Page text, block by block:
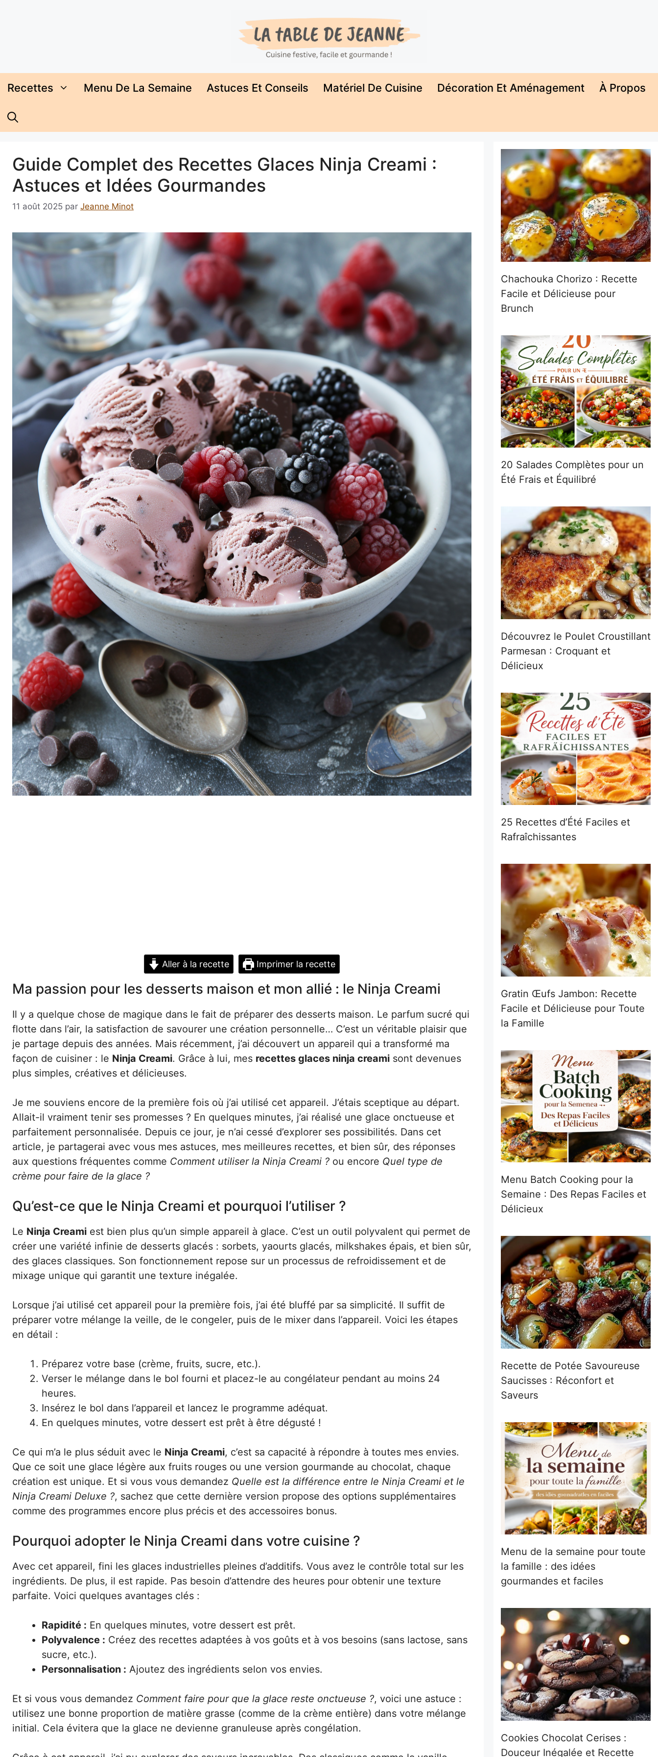
Recettes Menu De La Semaine Astuces Et Conseils Matériel De Cuisine Décoration Et Aménagement À Propos
Guide Complet des Recettes Glaces Ninja Creami :
Astuces et Idées Gourmandes
11 août 2025 par Jeanne Minot
Aller à la recette Imprimer la recette
Ma passion pour les desserts maison et mon allié : le Ninja Creami
Il y a quelque chose de magique dans le fait de préparer des desserts maison. Le parfum sucré qui
flotte dans l’air, la satisfaction de savourer une création personnelle… C’est un véritable plaisir que
je partage depuis des années. Mais récemment, j’ai découvert un appareil qui a transformé ma
façon de cuisiner : le Ninja Creami. Grâce à lui, mes recettes glaces ninja creami sont devenues
plus simples, créatives et délicieuses.
Je me souviens encore de la première fois où j’ai utilisé cet appareil. J’étais sceptique au départ.
Allait-il vraiment tenir ses promesses ? En quelques minutes, j’ai réalisé une glace onctueuse et
parfaitement personnalisée. Depuis ce jour, je n’ai cessé d’explorer ses possibilités. Dans cet
article, je partagerai avec vous mes astuces, mes meilleures recettes, et bien sûr, des réponses
aux questions fréquentes comme Comment utiliser la Ninja Creami ? ou encore Quel type de
crème pour faire de la glace ?
Qu’est-ce que le Ninja Creami et pourquoi l’utiliser ?
Le Ninja Creami est bien plus qu’un simple appareil à glace. C’est un outil polyvalent qui permet de
créer une variété infinie de desserts glacés : sorbets, yaourts glacés, milkshakes épais, et bien sûr,
des glaces classiques. Son fonctionnement repose sur un processus de refroidissement et de
mixage unique qui garantit une texture inégalée.
Lorsque j’ai utilisé cet appareil pour la première fois, j’ai été bluffé par sa simplicité. Il suffit de
préparer votre mélange la veille, de le congeler, puis de le mixer dans l’appareil. Voici les étapes
en détail :
Préparez votre base (crème, fruits, sucre, etc.).
Verser le mélange dans le bol fourni et placez-le au congélateur pendant au moins 24
heures.
Insérez le bol dans l’appareil et lancez le programme adéquat.
En quelques minutes, votre dessert est prêt à être dégusté !
Ce qui m’a le plus séduit avec le Ninja Creami, c’est sa capacité à répondre à toutes mes envies.
Que ce soit une glace légère aux fruits rouges ou une version gourmande au chocolat, chaque
création est unique. Et si vous vous demandez Quelle est la différence entre le Ninja Creami et le
Ninja Creami Deluxe ?, sachez que cette dernière version propose des options supplémentaires
comme des programmes encore plus précis et des accessoires bonus.
Pourquoi adopter le Ninja Creami dans votre cuisine ?
Avec cet appareil, fini les glaces industrielles pleines d’additifs. Vous avez le contrôle total sur les
ingrédients. De plus, il est rapide. Pas besoin d’attendre des heures pour obtenir une texture
parfaite. Voici quelques avantages clés :
Rapidité : En quelques minutes, votre dessert est prêt.
Polyvalence : Créez des recettes adaptées à vos goûts et à vos besoins (sans lactose, sans
sucre, etc.).
Personnalisation : Ajoutez des ingrédients selon vos envies.
Et si vous vous demandez Comment faire pour que la glace reste onctueuse ?, voici une astuce :
utilisez une bonne proportion de matière grasse (comme de la crème entière) dans votre mélange
initial. Cela évitera que la glace ne devienne granuleuse après congélation.
Chachouka Chorizo : Recette
Facile et Délicieuse pour
Brunch
20 Salades Complètes pour un
Été Frais et Équilibré
Découvrez le Poulet Croustillant
Parmesan : Croquant et
Délicieux
25 Recettes d’Été Faciles et
Rafraîchissantes
Gratin Œufs Jambon: Recette
Facile et Délicieuse pour Toute
la Famille
Menu Batch Cooking pour la
Semaine : Des Repas Faciles et
Délicieux
Recette de Potée Savoureuse
Saucisses : Réconfort et
Saveurs
Menu de la semaine pour toute
la famille : des idées
gourmandes et faciles
Cookies Chocolat Cerises :
Douceur Inégalée et Recette